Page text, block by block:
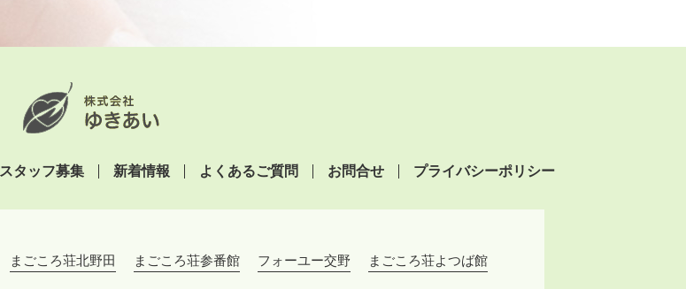
スタッフ募集 新着情報 よくあるご質問 お問合せ プライバシーポリシー
まごころ荘北野田 まごころ荘参番館 フォーユー交野 まごころ荘よつば館